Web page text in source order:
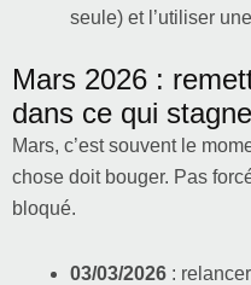
seule) et l’utiliser
Mars 2026 :
dans ce qui stagne
Mars, c’est souvent le
chose doit bouger. Pas
bloqué.
03/03/2026 :